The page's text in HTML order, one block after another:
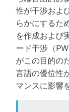
性が干渉およ
らかにするた
を作成および
ード干渉（
がこの目的の
言語の優位性
マンスに影響